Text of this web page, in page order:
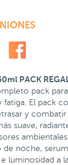
PACK
pack
fatiga. El pack
y
suave,
de noche,
luminosidad a